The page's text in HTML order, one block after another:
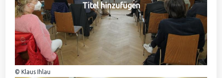
Titel hinzufügen
© Klaus Ihlau